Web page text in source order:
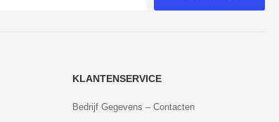
KLANTENSERVICE
Bedrijf Gegevens – Contacten